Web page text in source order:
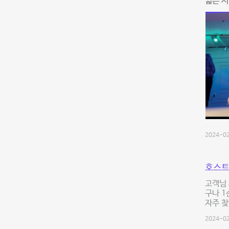
2024-
호스
고객님
구나 1
자주
2024-